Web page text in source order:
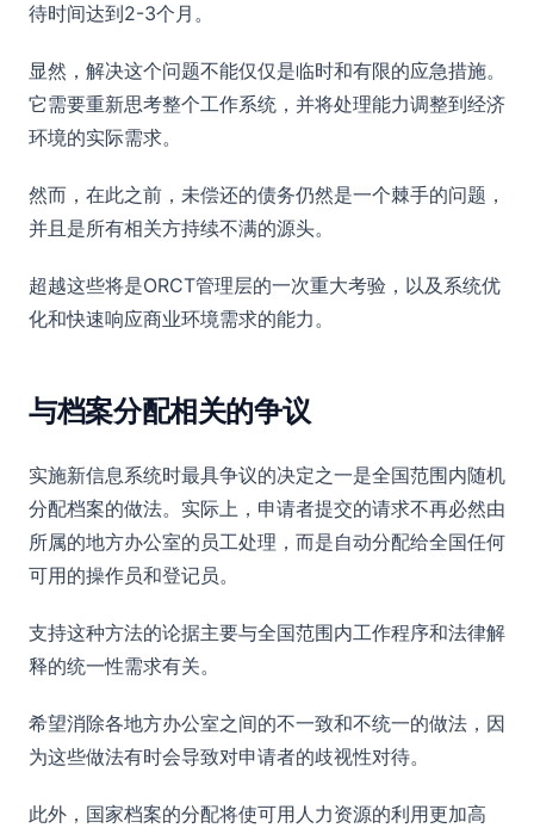
待时间达到2-3个月。
显然，解决这个问题不能仅仅是临时和有限的应急措施。
它需要重新思考整个工作系统，并将处理能力调整到经济
环境的实际需求。
然而，在此之前，未偿还的债务仍然是一个棘手的问题，
并且是所有相关方持续不满的源头。
超越这些将是ORCT管理层的一次重大考验，以及系统优
化和快速响应商业环境需求的能力。
与档案分配相关的争议
实施新信息系统时最具争议的决定之一是全国范围内随机
分配档案的做法。实际上，申请者提交的请求不再必然由
所属的地方办公室的员工处理，而是自动分配给全国任何
可用的操作员和登记员。
支持这种方法的论据主要与全国范围内工作程序和法律解
释的统一性需求有关。
希望消除各地方办公室之间的不一致和不统一的做法，因
为这些做法有时会导致对申请者的歧视性对待。
此外，国家档案的分配将使可用人力资源的利用更加高